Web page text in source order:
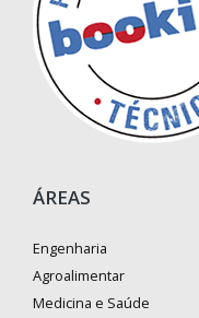
ÁREAS
Engenharia
Agroalimentar
Medicina e Saúde